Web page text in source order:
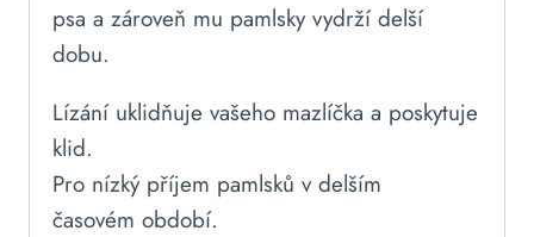
psa a zároveň mu pamlsky vydrží delší
dobu.
Lízání uklidňuje vašeho mazlíčka a poskytuje
klid.
Pro nízký příjem pamlsků v delším
časovém období.